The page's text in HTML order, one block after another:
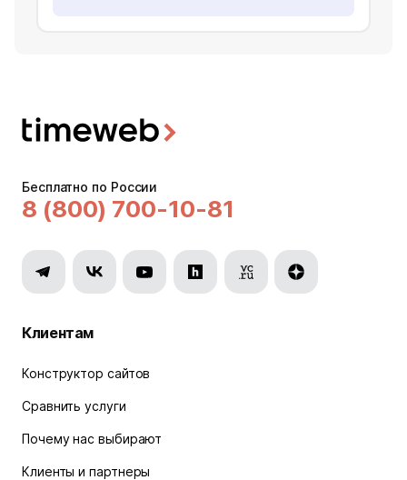
Бесплатно по России
8 (800) 700-10-81
Клиентам
Конструктор сайтов
Сравнить услуги
Почему нас выбирают
Клиенты и партнеры